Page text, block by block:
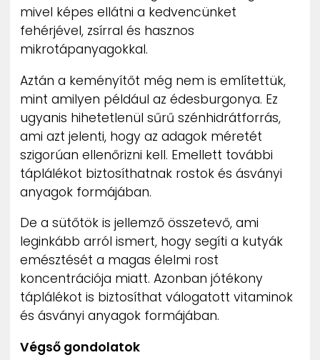
mivel képes ellátni a kedvencünket
fehérjével, zsírral és hasznos
mikrotápanyagokkal.
Aztán a keményítőt még nem is említettük,
mint amilyen például az édesburgonya. Ez
ugyanis hihetetlenül sűrű szénhidrátforrás,
ami azt jelenti, hogy az adagok méretét
szigorúan ellenőrizni kell. Emellett további
táplálékot biztosíthatnak rostok és ásványi
anyagok formájában.
De a sütőtök is jellemző összetevő, ami
leginkább arról ismert, hogy segíti a kutyák
emésztését a magas élelmi rost
koncentrációja miatt. Azonban jótékony
táplálékot is biztosíthat válogatott vitaminok
és ásványi anyagok formájában.
Végső gondolatok